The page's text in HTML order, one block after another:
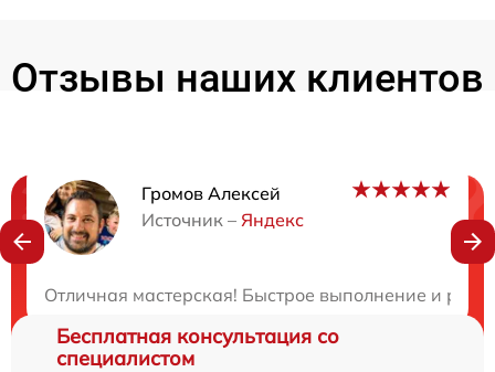
Отзывы наших клиентов
Громов Алексей
Источник – Яндекс
Отличная мастерская! Быстрое выполнение и
Нужна консультация?
Бесплатная консультация со
специалистом